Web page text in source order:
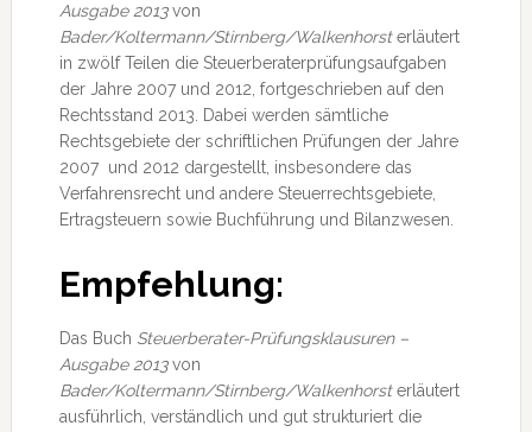
Ausgabe 2013von
Bader/Koltermann/Stirnberg/Walkenhorsterläutert
in zwölf Teilen die Steuerberaterprüfungsaufgaben
der Jahre 2007 und 2012, fortgeschrieben auf den
Rechtsstand 2013. Dabei werden sämtliche
Rechtsgebiete der schriftlichen Prüfungen der Jahre
2007 und 2012 dargestellt, insbesondere das
Verfahrensrecht und andere Steuerrechtsgebiete,
Ertragsteuern sowie Buchführung und Bilanzwesen.
Empfehlung:
Das Buch Steuerberater-Prüfungsklausuren –
Ausgabe 2013von
Bader/Koltermann/Stirnberg/Walkenhorsterläutert
ausführlich, verständlich und gut strukturiert die